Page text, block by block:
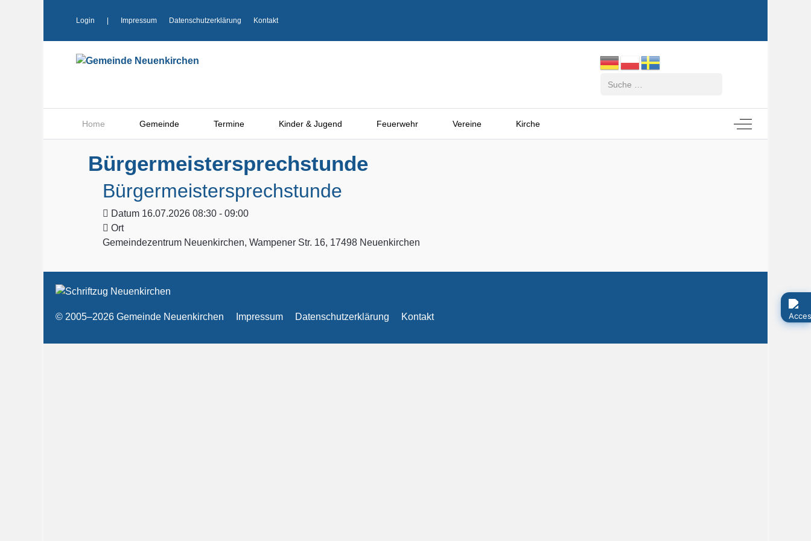
Login Impressum Datenschutzerklärung Kontakt
Home Gemeinde Termine Kinder & Jugend Feuerwehr Vereine Kirche Off-Canvas
Bürgermeistersprechstunde
Bürgermeistersprechstunde
Datum 16.07.2026 08:30 - 09:00
Ort
Gemeindezentrum Neuenkirchen, Wampener Str. 16, 17498 Neuenkirchen
© 2005–2026 Gemeinde Neuenkirchen Impressum Datenschutzerklärung Kontakt